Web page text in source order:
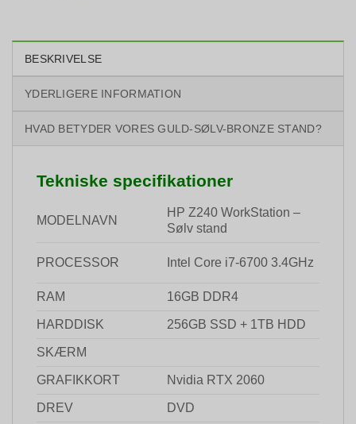
BESKRIVELSE
YDERLIGERE INFORMATION
HVAD BETYDER VORES GULD-SØLV-BRONZE STAND?
Tekniske specifikationer
MODELNAVN
HP Z240 WorkStation –
Sølv stand
PROCESSOR Intel Core i7-6700 3.4GHz
RAM 16GB DDR4
HARDDISK 256GB SSD + 1TB HDD
SKÆRM
GRAFIKKORT Nvidia RTX 2060
DREV DVD